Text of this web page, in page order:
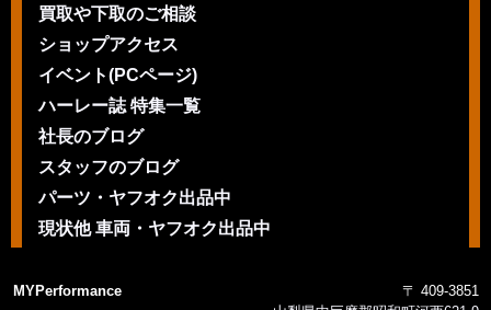
買取や下取のご相談
ショップアクセス
イベント(PCページ)
ハーレー誌 特集一覧
社長のブログ
スタッフのブログ
パーツ・ヤフオク出品中
現状他 車両・ヤフオク出品中
MYPerformance
〒 409-3851